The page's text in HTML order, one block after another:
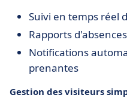
Suivi en temps réel
Rapports
Notifications
prenantes
Gestion des visiteurs